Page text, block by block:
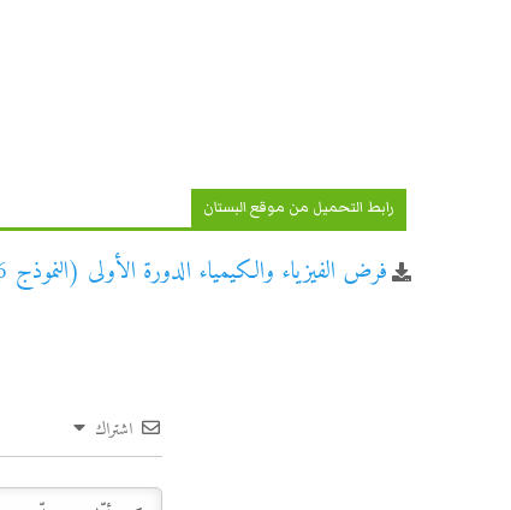
رابط التحميل من موقع البستان
فرض الفيزياء والكيمياء الدورة الأولى (النموذج 6) الثانية باكالوريا علوم الحياة والأرض
اشتراك